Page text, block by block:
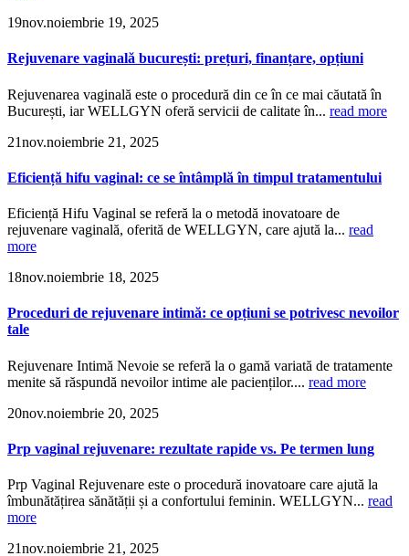
19nov.noiembrie 19, 2025
Rejuvenare vaginală bucurești: prețuri, finanțare, opțiuni
Rejuvenarea vaginală este o procedură din ce în ce mai căutată în
București, iar WELLGYN oferă servicii de calitate în... read more
21nov.noiembrie 21, 2025
Eficiență hifu vaginal: ce se întâmplă în timpul tratamentului
Eficiență Hifu Vaginal se referă la o metodă inovatoare de
rejuvenare vaginală, oferită de WELLGYN, care ajută la... read
more
18nov.noiembrie 18, 2025
Proceduri de rejuvenare intimă: ce opțiuni se potrivesc nevoilor
tale
Rejuvenare Intimă Nevoie se referă la o gamă variată de tratamente
menite să răspundă nevoilor intime ale pacienților.... read more
20nov.noiembrie 20, 2025
Prp vaginal rejuvenare: rezultate rapide vs. Pe termen lung
Prp Vaginal Rejuvenare este o procedură inovatoare care ajută la
îmbunătățirea sănătății și a confortului feminin. WELLGYN... read
more
21nov.noiembrie 21, 2025